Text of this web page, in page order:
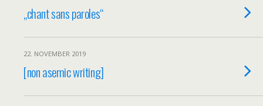
„chant sans paroles“
22. NOVEMBER 2019
[non asemic writing]